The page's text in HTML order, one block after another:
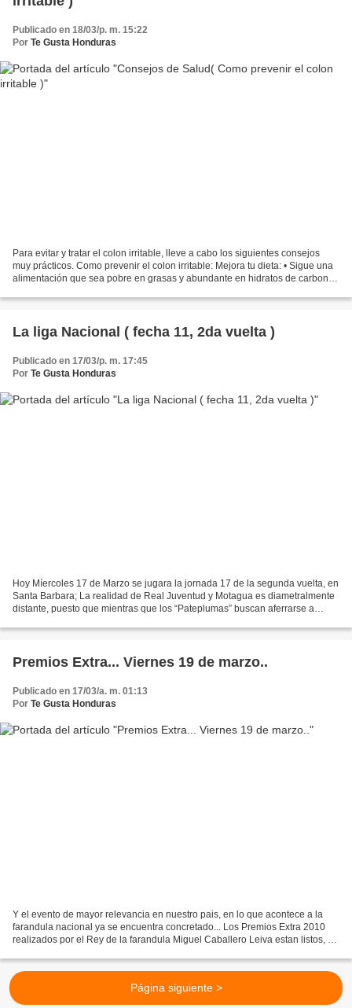
Publicado en 18/03/p. m. 15:22
Por Te Gusta Honduras
Para evitar y tratar el colon irritable, lleve a cabo los siguientes consejos
muy prácticos. Como prevenir el colon irritable: Mejora tu dieta: • Sigue una
alimentación que sea pobre en grasas y abundante en hidratos de carbono.
La liga Nacional ( fecha 11, 2da vuelta )
Publicado en 17/03/p. m. 17:45
Por Te Gusta Honduras
Hoy Míercoles 17 de Marzo se jugara la jornada 17 de la segunda vuelta, en
Santa Barbara; La realidad de Real Juventud y Motagua es diametralmente
distante, puesto que mientras que los “Pateplumas” buscan aferrarse a
Premios Extra... Viernes 19 de marzo..
Publicado en 17/03/a. m. 01:13
Por Te Gusta Honduras
Y el evento de mayor relevancia en nuestro pais, en lo que acontece a la
farandula nacional ya se encuentra concretado... Los Premios Extra 2010
realizados por el Rey de la farandula Miguel Caballero Leiva estan listos, ya
Página siguiente >